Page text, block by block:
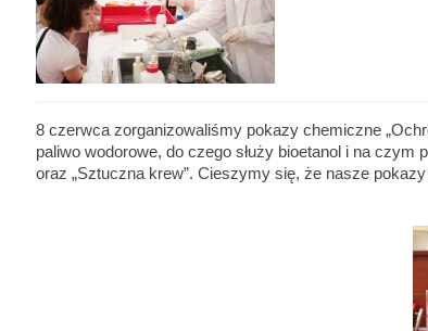
8 czerwca zorganizowaliśmy pokazy chemiczne
paliwo wodorowe, do czego służy bioetanol i na
oraz „Sztuczna krew”. Cieszymy się, że nasze